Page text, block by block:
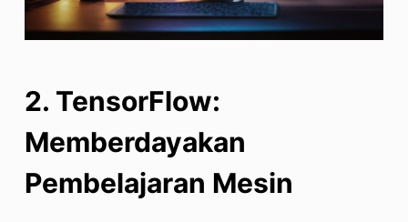
2. TensorFlow:
Memberdayakan
Pembelajaran Mesin